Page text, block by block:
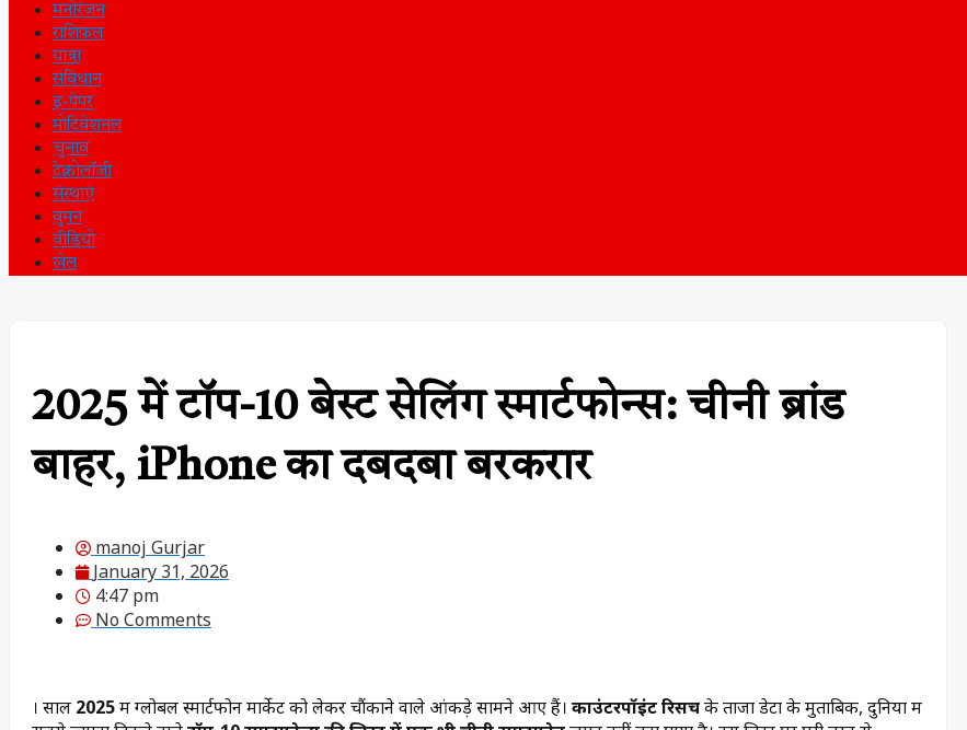
मनोरंजन
राशिफल
यात्रा
संविधान
इ-पेपर
मोटिवेशनल
चुनाव
टेक्नोलॉजी
संस्थाएं
वुमन
वीडियो
खेल
2025 में टॉप-10 बेस्ट सेलिंग स्मार्टफोन्स: चीनी ब्रांड
बाहर, iPhone का दबदबा बरकरार
manoj Gurjar
January 31, 2026
4:47 pm
No Comments
। साल 2025में ग्लोबल स्मार्टफोन मार्केट को लेकर चौंकाने वाले आंकड़े सामने आए हैं। काउंटरपॉइंट रिसर्चके ताजा डेटा के मुताबिक, दुनिया में